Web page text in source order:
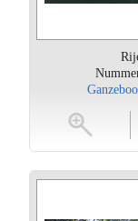
toevoegen